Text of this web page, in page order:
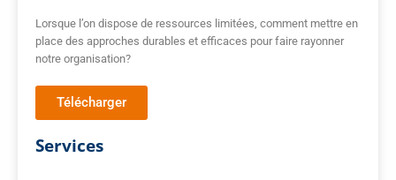
Lorsque l’on dispose de ressources limitées, comment mettre en
place des approches durables et efficaces pour faire rayonner
notre organisation?
Télécharger
Services